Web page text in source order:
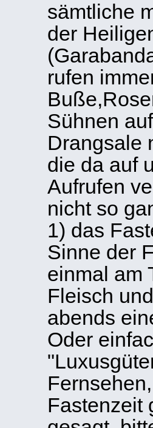
sämtliche
der
rufen
Sühnen
Drangsale
die da auf
Aufrufen
nicht so
1) das
Sinne der
einmal am
Fleisch
abends
Oder
Fastenzeit